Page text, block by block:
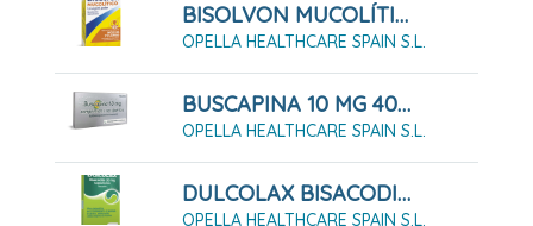
BISOLVON MUCOLÍTICO 1,6 MG/ML JARABE 200 ML
OPELLA HEALTHCARE SPAIN S.L.
BUSCAPINA 10 MG 40 COMPRIMIDOS RECUBIERTOS
OPELLA HEALTHCARE SPAIN S.L.
DULCOLAX BISACODILO 10 Mg, 12 Supositorios
OPELLA HEALTHCARE SPAIN S.L.